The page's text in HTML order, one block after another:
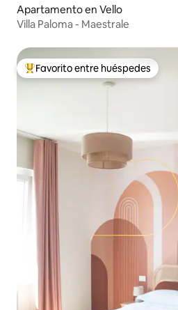
Apartamento en Vello
Villa Paloma - Maestrale
Favorito entre huéspedes preferido
Favorito entre huéspedes